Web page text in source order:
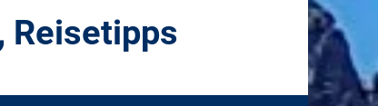
Reisetipps